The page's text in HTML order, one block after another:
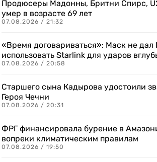
Продюсеры Мадонны, Бритни Спирс,
умер в возрасте 69 лет
07.08.2026 / 21:32
«Время договариваться»: Маск не дал
использовать Starlink для ударов
07.08.2026 / 20:58
Старшего сына Кадырова удостоили
Героя Чечни
07.08.2026 / 20:31
ФРГ финансировала бурение в
вопреки климатическим правилам
07.08.2026 / 19:50